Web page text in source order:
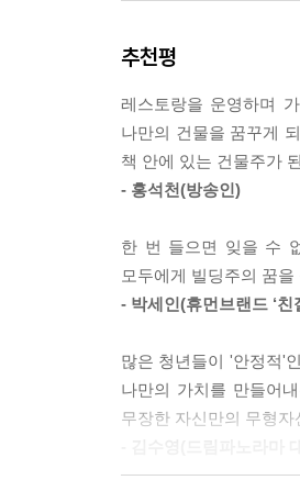
‘건물주의 꿈을 꾸는 자
이 책의 구성은 다음과 같
1장에서는 꼬마빌딩의
설명하고 있다.
2장에서는 소액으로 꼬
3장은 본격적으로 꼬
4장에서는 성공적인
성공적인 투자를 한 사
추천평
레스토랑을 운영하며
나만의 건물을 꿈꾸게
책 안에 있는 건물주가
- 홍석천(방송인)
한 번 들으면 잊을 수
모두에게 빌딩주의 꿈
- 박세인(휴먼브랜드 ‘친
많은 청년들이 '안정적'
나만의 가치를 만들어
무장한 자신만의 무형